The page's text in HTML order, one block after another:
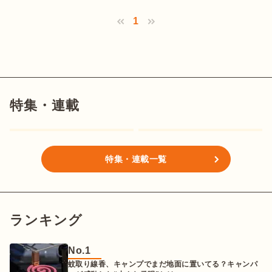
1
特集・連載
特集・連載一覧
ランキング
No.1
蚊取り線香、キャンプでまだ地面に置いてる？キャンパ